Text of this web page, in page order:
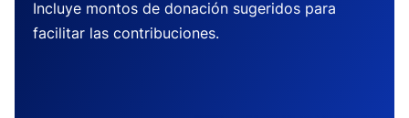
Incluye montos de donación sugeridos para
facilitar las contribuciones.